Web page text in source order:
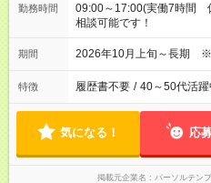
勤務時間
09:00～17:00(実働7時間
相談可能です！
期間 2026年10月上旬～長期
特徴 履歴書不要 / 40～50代活躍
気になる！ 応
掲載元企業名 パーソルテン